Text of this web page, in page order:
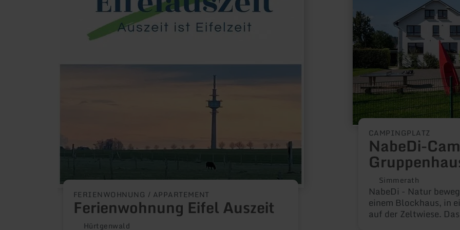
FERIENWOHNUNG / APPARTEMENT
Ferienwohnung Eifel Auszeit
Hürtgenwald
CAMPINGPLATZ
NabeDi-
Simmerath
NabeDi - Natur bewegt Dich.
einem Blockhaus, in
auf der Zeltwiese.